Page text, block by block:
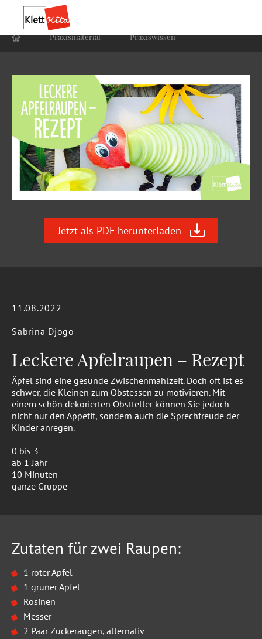
Praxis­material Praxis­wissen
Jetzt als PDF herunterladen
11.08.2022
Sabrina Djogo
Leckere Apfelraupen – Rezept
Äpfel sind eine gesunde Zwischenmahlzeit. Doch oft ist es
schwer, die Kleinen zum Obstessen zu motivieren. Mit
einem schön dekorierten Obstteller können Sie jedoch
nicht nur den Appetit, sondern auch die Sprechfreude der
Kinder anregen.
0 bis 3
ab 1 Jahr
10 Minuten
ganze Gruppe
Zutaten für zwei Raupen:
1 roter Apfel
1 grüner Apfel
Rosinen
Messer
2 Paar Zuckeraugen, alternativ